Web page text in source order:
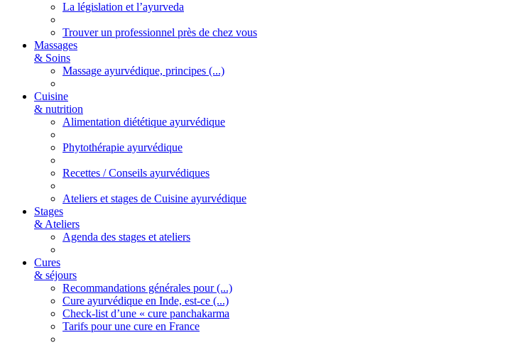
La législation et l’ayurveda
Trouver un professionnel près de chez vous
Massages
& Soins
Massage ayurvédique, principes (...)
Cuisine
& nutrition
Alimentation diététique ayurvédique
Phytothérapie ayurvédique
Recettes / Conseils ayurvédiques
Ateliers et stages de Cuisine ayurvédique
Stages
& Ateliers
Agenda des stages et ateliers
Cures
& séjours
Recommandations générales pour (...)
Cure ayurvédique en Inde, est-ce (...)
Check-list d’une « cure panchakarma
Tarifs pour une cure en France